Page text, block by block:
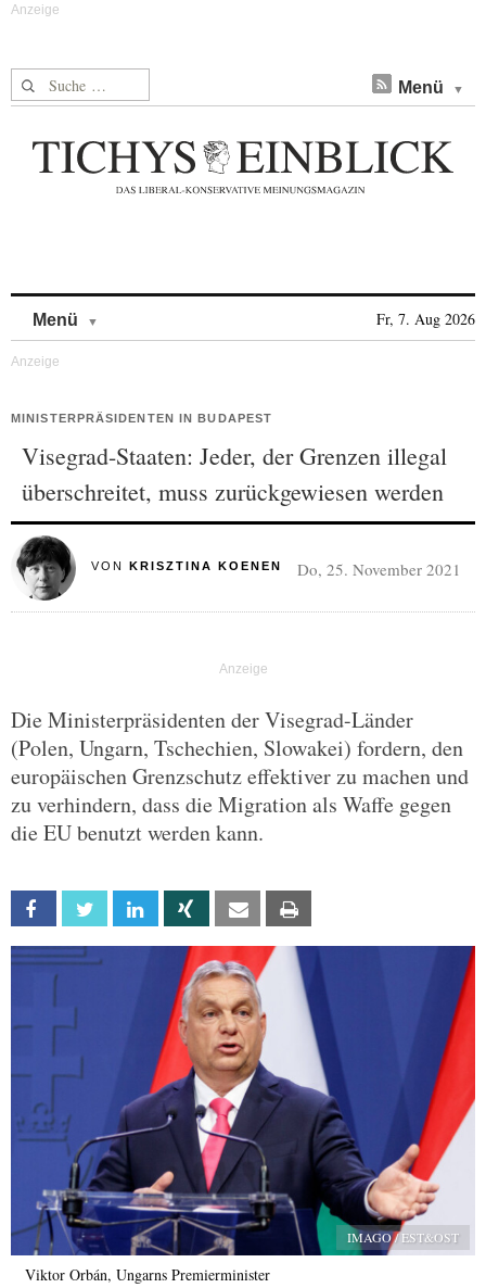
Suche nach: Menü
Menü Fr, 7. Aug 2026
MINISTERPRÄSIDENTEN IN BUDAPEST
Visegrad-Staaten: Jeder, der Grenzen illegal
überschreitet, muss zurückgewiesen werden
VON KRISZTINA KOENEN Do, 25. November 2021
Die Ministerpräsidenten der Visegrad-Länder
(Polen, Ungarn, Tschechien, Slowakei) fordern, den
europäischen Grenzschutz effektiver zu machen und
zu verhindern, dass die Migration als Waffe gegen
die EU benutzt werden kann.
Facebook Twitter Linkedin Xing Email
IMAGO / EST&OST
Viktor Orbán, Ungarns Premierminister